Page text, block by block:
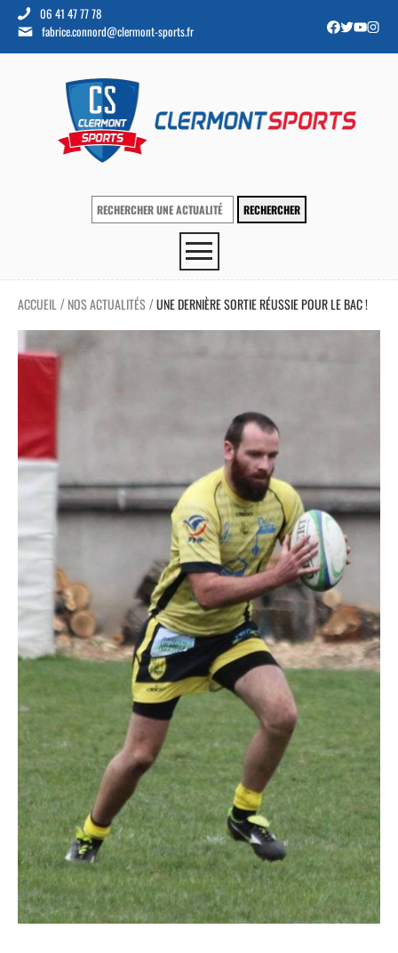
06 41 47 77 78
fabrice.connord@clermont-sports.fr
ACCUEIL / NOS ACTUALITÉS /UNE DERNIÈRE SORTIE RÉUSSIE POUR LE BAC !